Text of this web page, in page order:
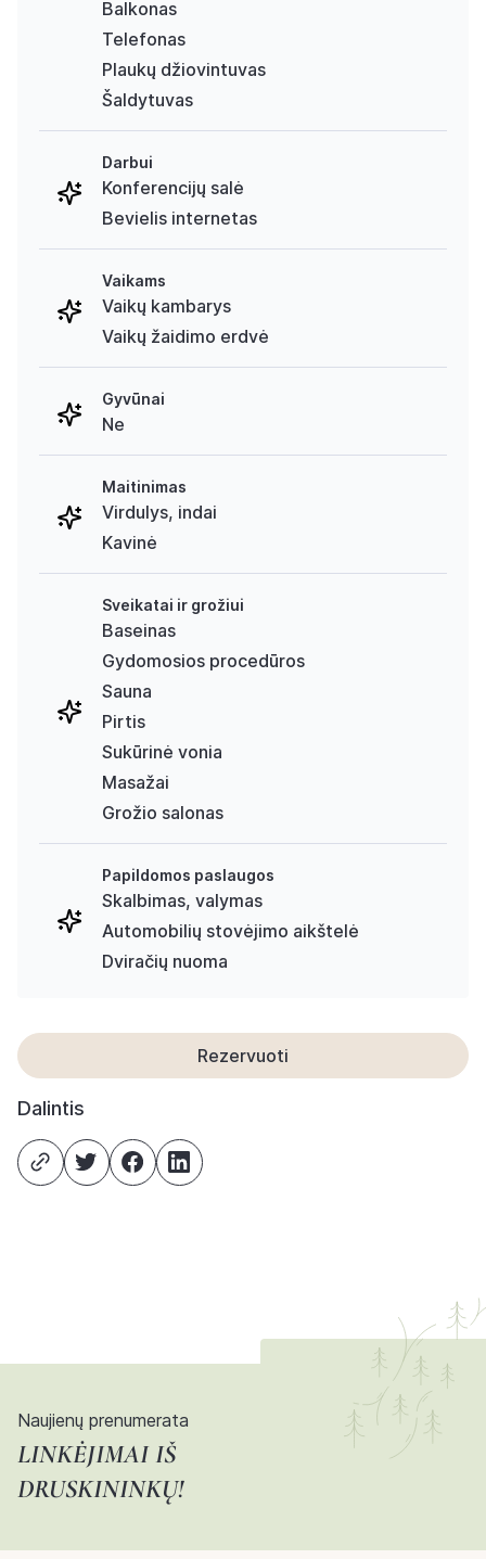
Balkonas
Telefonas
Plaukų džiovintuvas
Šaldytuvas
Darbui
Konferencijų salė
Bevielis internetas
Vaikams
Vaikų kambarys
Vaikų žaidimo erdvė
Gyvūnai
Ne
Maitinimas
Virdulys, indai
Kavinė
Sveikatai ir grožiui
Baseinas
Gydomosios procedūros
Sauna
Pirtis
Sukūrinė vonia
Masažai
Grožio salonas
Papildomos paslaugos
Skalbimas, valymas
Automobilių stovėjimo aikštelė
Dviračių nuoma
Rezervuoti
Dalintis
Naujienų prenumerata
LINKĖJIMAI IŠ
DRUSKININKŲ!